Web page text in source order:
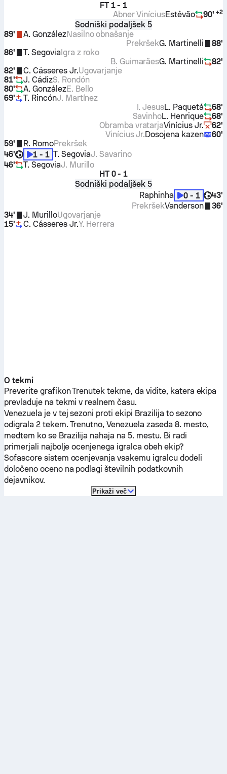
FT 1 - 1
90' +2
Estêvão
Abner Vinícius
Sodniški podaljšek 5
89'
A. GonzálezNasilno obnašanje
88'
G. Martinelli
Prekršek
86'
T. SegoviaIgra z roko
82'
G. Martinelli
B. Guimarães
82'
C. Cásseres Jr.Ugovarjanje
81'
J. CádizS. Rondón
80'
A. GonzálezE. Bello
69'
T. RincónJ. Martínez
68'
L. Paquetá
I. Jesus
68'
L. Henrique
Savinho
62'
Vinícius Jr.
Obramba vratarja
60'
Dosojena kazen
Vinícius Jr.
59'
R. RomoPrekršek
46'
1 - 1 T. SegoviaJ. Savarino
46'
T. SegoviaJ. Murillo
HT 0 - 1
Sodniški podaljšek 5
43'
0 - 1
Raphinha
36'
Vanderson
Prekršek
34'
J. MurilloUgovarjanje
15'
C. Cásseres Jr.Y. Herrera
O tekmi
Preverite grafikon Trenutek tekme, da vidite, katera ekipa
prevladuje na tekmi v realnem času.
Venezuela je v tej sezoni proti ekipi Brazilija to sezono
odigrala 2 tekem. Trenutno,Venezuela zaseda 8. mesto,
medtem ko se Brazilija nahaja na 5. mestu. Bi radi
primerjali najbolje ocenjenega igralca obeh ekip?
Sofascore sistem ocenjevanja vsakemu igralcu dodeli
določeno oceno na podlagi številnih podatkovnih
dejavnikov.
Prikaži več